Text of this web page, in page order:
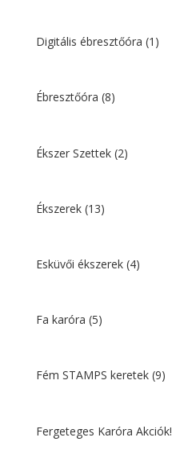
Digitális ébresztőóra (1)
Ébresztőóra (8)
Ékszer Szettek (2)
Ékszerek (13)
Esküvői ékszerek (4)
Fa karóra (5)
Fém STAMPS keretek (9)
Fergeteges Karóra Akciók!